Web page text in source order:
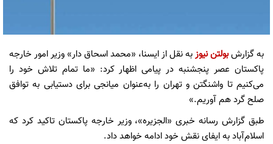
به گزارشبولتن نیوزبه نقل از ایسنا، «محمد اسحاق دار» وزیر امور خارجه
پاکستان عصر پنجشنبه در پیامی اظهار کرد: «ما تمام تلاش خود را
می‌کنیم تا واشنگتن و تهران را به‌عنوان میانجی برای دستیابی به توافق
صلح گرد هم آوریم.»
طبق گزارش رسانه خبری «الجزیره»، وزیر خارجه پاکستان تاکید کرد که
اسلام‌آباد به ایفای نقش خود ادامه خواهد داد.